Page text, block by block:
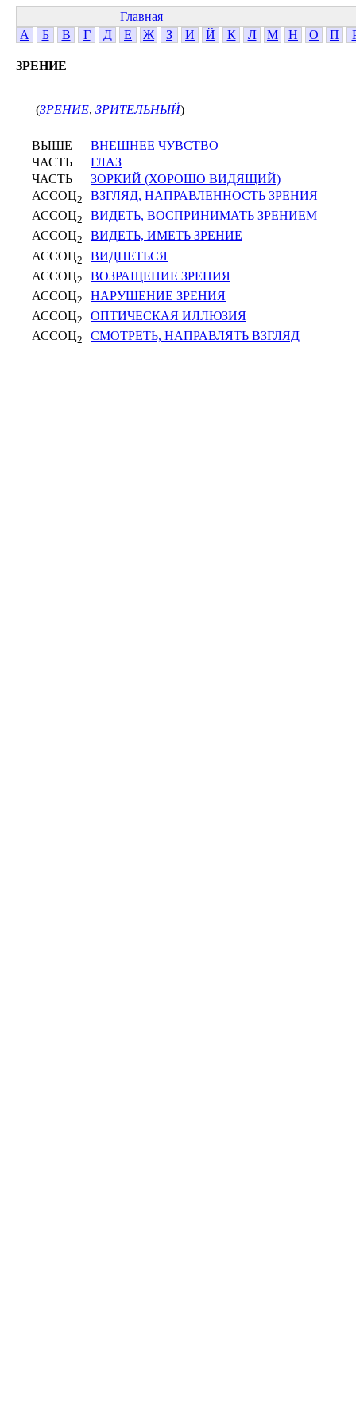
Главная
А
Б В Г Д Е Ж З И Й К Л М Н О П
ЗРЕНИЕ
(ЗРЕНИЕ, ЗРИТЕЛЬНЫЙ)
ВЫШЕ
ВНЕШНЕЕ ЧУВСТВО
ЧАСТЬ
ГЛАЗ
ЧАСТЬ
ЗОРКИЙ (ХОРОШО ВИДЯЩИЙ)
АССОЦ2
ВЗГЛЯД, НАПРАВЛЕННОСТЬ ЗРЕНИЯ
АССОЦ2
ВИДЕТЬ, ВОСПРИНИМАТЬ ЗРЕНИЕМ
АССОЦ2
ВИДЕТЬ, ИМЕТЬ ЗРЕНИЕ
АССОЦ2
ВИДНЕТЬСЯ
АССОЦ2
ВОЗРАЩЕНИЕ ЗРЕНИЯ
АССОЦ2
НАРУШЕНИЕ ЗРЕНИЯ
АССОЦ2
ОПТИЧЕСКАЯ ИЛЛЮЗИЯ
АССОЦ2 СМОТРЕТЬ, НАПРАВЛЯТЬ ВЗГЛЯД